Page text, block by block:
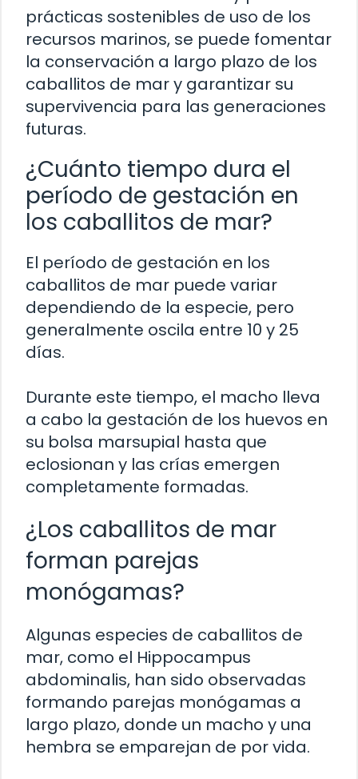
prácticas sostenibles de uso de los
recursos marinos, se puede fomentar
la conservación a largo plazo de los
caballitos de mar y garantizar su
supervivencia para las generaciones
futuras.
¿Cuánto tiempo dura el
período de gestación en
los caballitos de mar?
El período de gestación en los
caballitos de mar puede variar
dependiendo de la especie, pero
generalmente oscila entre 10 y 25
días.
Durante este tiempo, el macho lleva
a cabo la gestación de los huevos en
su bolsa marsupial hasta que
eclosionan y las crías emergen
completamente formadas.
¿Los caballitos de mar
forman parejas
monógamas?
Algunas especies de caballitos de
mar, como el Hippocampus
abdominalis, han sido observadas
formando parejas monógamas a
largo plazo, donde un macho y una
hembra se emparejan de por vida.